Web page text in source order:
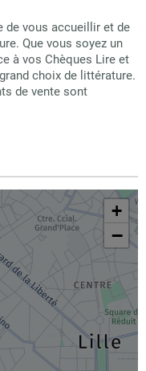
de vous accueillir et de
Que vous soyez un
à vos Chèques Lire et
choix de littérature.
de vente sont
+
−